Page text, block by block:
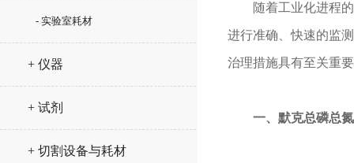
- 实验室耗材
+ 仪器
+ 试剂
+ 切割设备与耗材
随着工业化进程的
进行准确、快速的监
治理措施具有至关重
一、 默克总磷总